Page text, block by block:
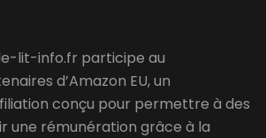
lit-info.fr participe au
d’Amazon EU, un
conçu pour permettre à des
une rémunération grâce à la